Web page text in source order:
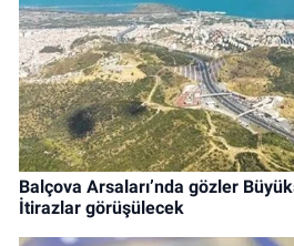
Balçova Arsaları’nda gözler
İtirazlar görüşülecek